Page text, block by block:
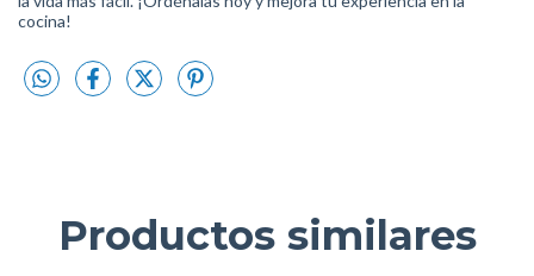
cocina!
Productos similares